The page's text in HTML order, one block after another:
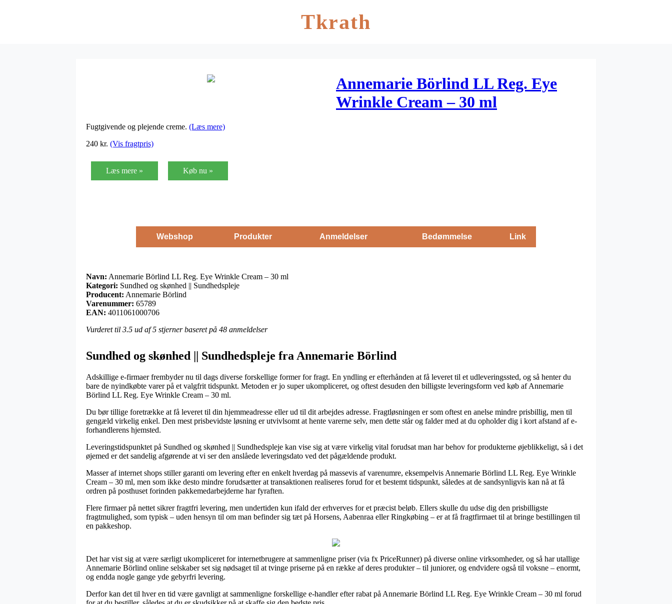
Tkrath
Annemarie Börlind LL Reg. Eye
Wrinkle Cream – 30 ml
Fugtgivende og plejende creme. (Læs mere)
240 kr. (Vis fragtpris)
Læs mere » Køb nu »
Webshop Produkter Anmeldelser Bedømmelse Link
Navn: Annemarie Börlind LL Reg. Eye Wrinkle Cream – 30 ml
Kategori: Sundhed og skønhed || Sundhedspleje
Producent: Annemarie Börlind
Varenummer: 65789
EAN: 4011061000706
Vurderet til 3.5 ud af 5 stjerner baseret på 48 anmeldelser
Sundhed og skønhed || Sundhedspleje fra Annemarie Börlind
Adskillige e-firmaer frembyder nu til dags diverse forskellige former for fragt. En yndling er efterhånden at få leveret til et udleveringssted, og så henter du
bare de nyindkøbte varer på et valgfrit tidspunkt. Metoden er jo super ukompliceret, og oftest desuden den billigste leveringsform ved køb af Annemarie
Börlind LL Reg. Eye Wrinkle Cream – 30 ml.
Du bør tillige foretrække at få leveret til din hjemmeadresse eller ud til dit arbejdes adresse. Fragtløsningen er som oftest en anelse mindre prisbillig, men til
gengæld virkelig enkel. Den mest prisbevidste løsning er utvivlsomt at hente varerne selv, men dette står og falder med at du opholder dig i kort afstand af e-
forhandlerens hjemsted.
Leveringstidspunktet på Sundhed og skønhed || Sundhedspleje kan vise sig at være virkelig vital forudsat man har behov for produkterne øjeblikkeligt, så i det
øjemed er det sandelig afgørende at vi ser den anslåede leveringsdato ved det pågældende produkt.
Masser af internet shops stiller garanti om levering efter en enkelt hverdag på massevis af varenumre, eksempelvis Annemarie Börlind LL Reg. Eye Wrinkle
Cream – 30 ml, men som ikke desto mindre forudsætter at transaktionen realiseres forud for et bestemt tidspunkt, således at de sandsynligvis kan nå at få
ordren på posthuset forinden pakkemedarbejderne har fyraften.
Flere firmaer på nettet sikrer fragtfri levering, men undertiden kun ifald der erhverves for et præcist beløb. Ellers skulle du udse dig den prisbilligste
fragtmulighed, som typisk – uden hensyn til om man befinder sig tæt på Horsens, Aabenraa eller Ringkøbing – er at få fragtfirmaet til at bringe bestillingen til
en pakkeshop.
Det har vist sig at være særligt ukompliceret for internetbrugere at sammenligne priser (via fx PriceRunner) på diverse online virksomheder, og så har utallige
Annemarie Börlind online selskaber set sig nødsaget til at tvinge priserne på en række af deres produkter – til juniorer, og endvidere også til voksne – enormt,
og endda nogle gange yde gebyrfri levering.
Derfor kan det til hver en tid være gavnligt at sammenligne forskellige e-handler efter rabat på Annemarie Börlind LL Reg. Eye Wrinkle Cream – 30 ml forud